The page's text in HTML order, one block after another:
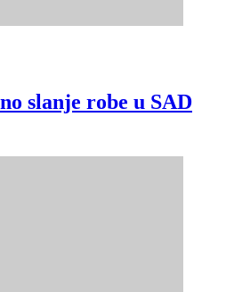
slanje robe u SAD